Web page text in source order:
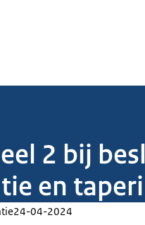
2 bij
en
24-04-2024